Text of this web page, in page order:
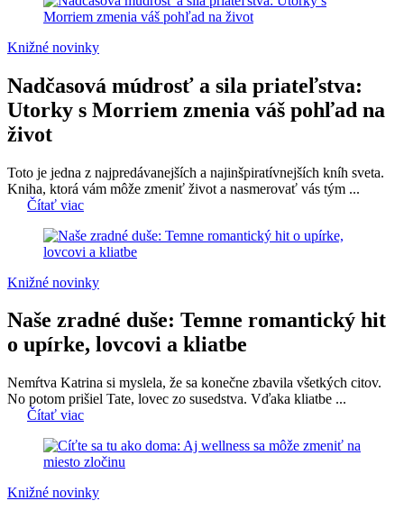
Knižné novinky
Nadčasová múdrosť a sila priateľstva:
Utorky s Morriem zmenia váš pohľad na
život
Toto je jedna z najpredávanejších a najinšpiratívnejších kníh sveta.
Kniha, ktorá vám môže zmeniť život a nasmerovať vás tým ...
Čítať viac
Knižné novinky
Naše zradné duše: Temne romantický hit
o upírke, lovcovi a kliatbe
Nemŕtva Katrina si myslela, že sa konečne zbavila všetkých citov.
No potom prišiel Tate, lovec zo susedstva. Vďaka kliatbe ...
Čítať viac
Knižné novinky